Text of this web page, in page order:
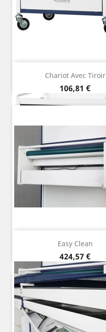
Chariot Avec Tiroir
Preço
106,81 €
Easy Clean
Preço
424,57 €